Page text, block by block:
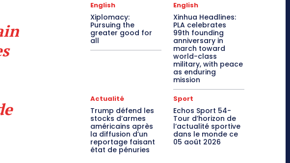
English
Xiplomacy:
Pursuing the
greater good for
all
English
Xinhua Headlines:
PLA celebrates
99th founding
anniversary in
march toward
world-class
military, with peace
as enduring
mission
Actualité
Trump défend les
stocks d’armes
américains après
la diffusion d’un
reportage faisant
état de pénuries
Sport
Echos Sport 54-
Tour d’horizon de
l’actualité sportive
dans le monde ce
05 août 2026